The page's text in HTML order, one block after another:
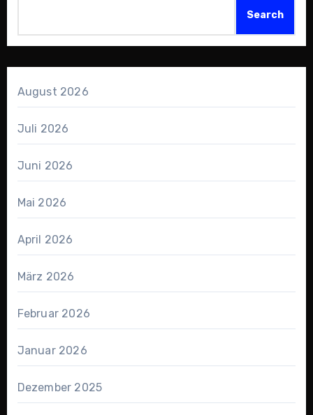
Search
August 2026
Juli 2026
Juni 2026
Mai 2026
April 2026
März 2026
Februar 2026
Januar 2026
Dezember 2025